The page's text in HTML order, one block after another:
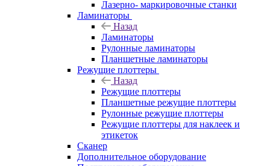
Лазерно- маркировочные станки
Ламинаторы
Назад
Ламинаторы
Рулонные ламинаторы
Планшетные ламинаторы
Режущие плоттеры
Назад
Режущие плоттеры
Планшетные режущие плоттеры
Рулонные режущие плоттеры
Режущие плоттеры для наклеек и
этикеток
Сканер
Дополнительное оборудование